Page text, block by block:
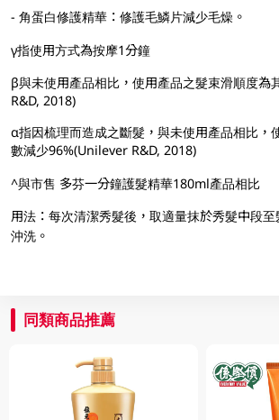
- 角蛋白修護精華：修護毛鱗片減少毛燥。
γ指使用方式為按摩1分鐘
β與未使用產品相比，使用產品之髮束滑順度為
R&D, 2018)
α指因梳理而造成之斷髮，與未使用產品相比，
數減少96%(Unilever R&D, 2018)
^與市售 多芬一分鐘護髮精華180ml產品相比
用法：每次清潔秀髮後，取適量抹於秀髮中段
沖洗。
同類商品推薦